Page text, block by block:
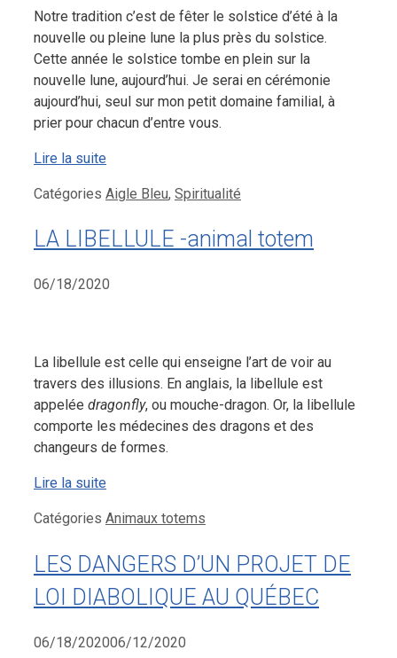
Notre tradition c’est de fêter le solstice d’été à la
nouvelle ou pleine lune la plus près du solstice.
Cette année le solstice tombe en plein sur la
nouvelle lune, aujourd’hui. Je serai en cérémonie
aujourd’hui, seul sur mon petit domaine familial, à
prier pour chacun d’entre vous.
Lire la suite
Catégories Aigle Bleu, Spiritualité
LA LIBELLULE -animal totem
06/18/2020
La libellule est celle qui enseigne l’art de voir au
travers des illusions. En anglais, la libellule est
appelée dragonfly, ou mouche-dragon. Or, la libellule
comporte les médecines des dragons et des
changeurs de formes.
Lire la suite
Catégories Animaux totems
LES DANGERS D’UN PROJET DE
LOI DIABOLIQUE AU QUÉBEC
06/18/202006/12/2020